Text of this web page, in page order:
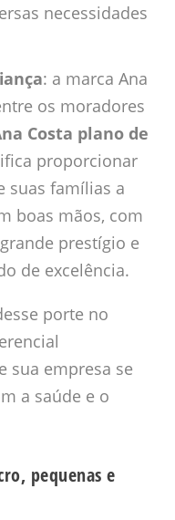
necessidades
: a marca Ana
os moradores
Costa plano de
proporcionar
suas famílias a
boas mãos, com
prestígio e
de excelência.
porte no
sua empresa se
a saúde e o
pequenas e